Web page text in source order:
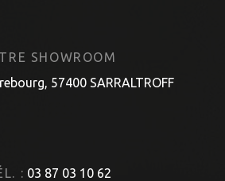
SHOWROOM
57400 SARRALTROFF
: 03 87 03 10 62